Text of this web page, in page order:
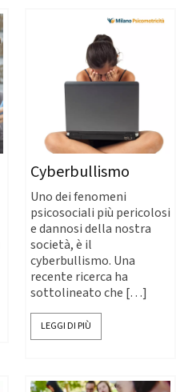
Cyberbullismo
Uno dei fenomeni
psicosociali più pericolosi
e dannosi della nostra
società, è il
cyberbullismo. Una
recente ricerca ha
sottolineato che […]
LEGGI DI PIÙ